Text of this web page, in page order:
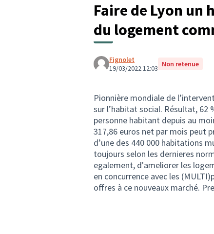
Faire de Lyon
du logement
Fignolet
19/03/2022 12:03 Non retenue
Pionnière mondiale de
sur l’habitat social. Résultat, 62
personne habitant depuis au
317,86 euros net par mois peut
d’une des 440 000 habitations
toujours selon les dernieres
egalement, d'ameliorer les
en concurrence avec les
offres à ce nouveaux marché.